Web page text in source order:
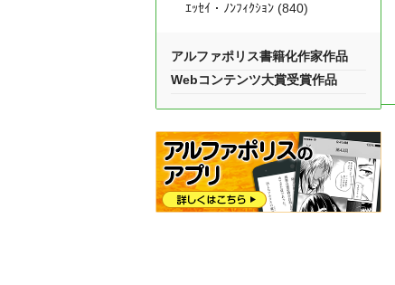
ｴｯｾｲ・ﾉﾝﾌｨｸｼｮﾝ (840)
アルファポリス書籍化作家作品
Webコンテンツ大賞受賞作品